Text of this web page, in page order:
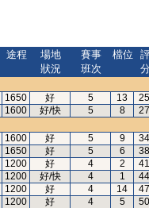
途程
場地
狀況
賽事
班次
檔位
1650 好 5 13
25
1600 好/快 5 8
27
1600 好 5 9
34
1650 好 5 6
38
1200 好 4 2
41
1200 好/快 4 1
44
1200 好 4 14
47
1200 好 4 5
50